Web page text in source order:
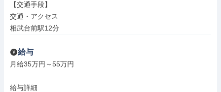
【交通手段】
交通・アクセス
相武台前駅12分
給与
月給35万円～55万円
給与詳細